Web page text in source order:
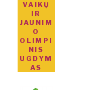
VAIKŲ
IR
JAUNIM
O
OLIMPI
NIS
UGDYM
AS